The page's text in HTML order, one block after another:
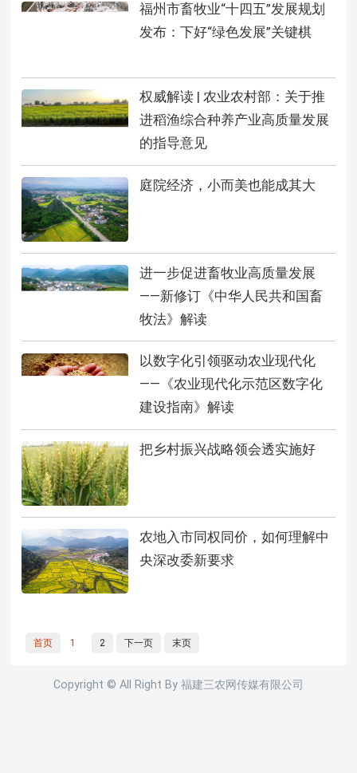
福州市畜牧业“十四五”发展规划
发布：下好“绿色发展”关键棋
权威解读 | 农业农村部：关于推
进稻渔综合种养产业高质量发展
的指导意见
庭院经济，小而美也能成其大
进一步促进畜牧业高质量发展
——新修订《中华人民共和国畜
牧法》解读
以数字化引领驱动农业现代化
——《农业现代化示范区数字化
建设指南》解读
把乡村振兴战略领会透实施好
农地入市同权同价，如何理解中
央深改委新要求
首页 1 2 下一页 末页
Copyright © All Right By 福建三农网传媒有限公司